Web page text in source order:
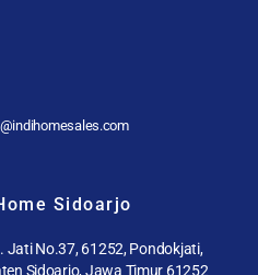
Sidoarjo
Jati No.37, 61252, Pondokjati,
Sidoarjo, Jawa Timur 61252